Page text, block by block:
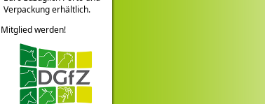
Verpackung erhältlich.
Mitglied werden!